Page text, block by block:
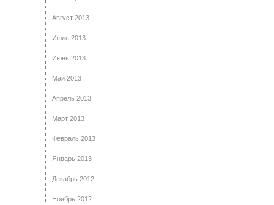
Август 2013
Июль 2013
Июнь 2013
Май 2013
Апрель 2013
Март 2013
Февраль 2013
Январь 2013
Декабрь 2012
Ноябрь 2012